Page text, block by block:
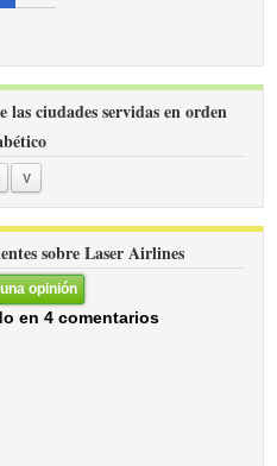
ciudades servidas en orden
V
sobre Laser Airlines
opinión
en 4 comentarios